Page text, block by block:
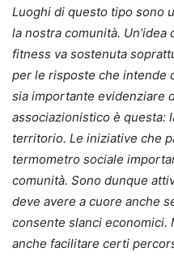
Luoghi di questo tipo sono
la nostra comunità. Un’idea
fitness va sostenuta
per le risposte che intende
sia importante evidenziare
associazionistico è questa:
territorio. Le iniziative che
termometro sociale
comunità. Sono dunque
deve avere a cuore anche
consente slanci economici.
anche facilitare certi